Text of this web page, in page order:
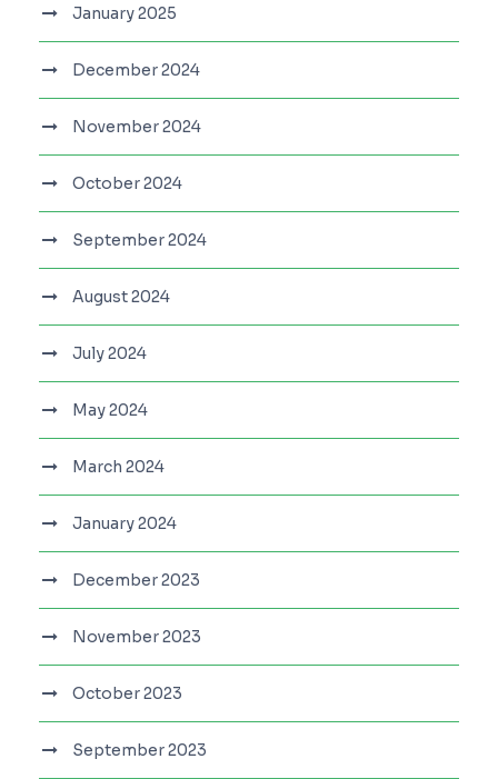
January 2025
December 2024
November 2024
October 2024
September 2024
August 2024
July 2024
May 2024
March 2024
January 2024
December 2023
November 2023
October 2023
September 2023